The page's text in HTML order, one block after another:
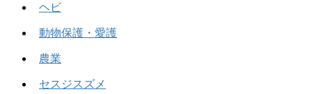
ヘビ
動物保護・愛護
農業
セスジスズメ